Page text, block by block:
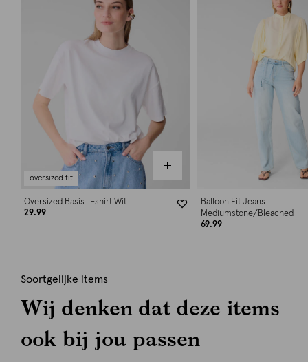
oversized fit
Oversized Basis T-shirt Wit
29.99
Balloon Fit Jeans
Mediumstone/Bleached
69.99
Soortgelijke items
Wij denken dat deze items
ook bij jou passen